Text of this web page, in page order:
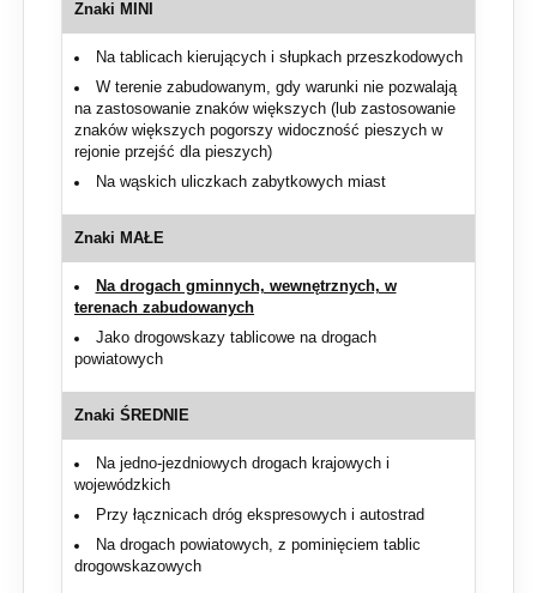
Znaki MINI
Na tablicach kierujących i słupkach przeszkodowych
W terenie zabudowanym, gdy warunki nie pozwalają
na zastosowanie znaków większych (lub zastosowanie
znaków większych pogorszy widoczność pieszych w
rejonie przejść dla pieszych)
Na wąskich uliczkach zabytkowych miast
Znaki MAŁE
Na drogach gminnych, wewnętrznych, w
terenach zabudowanych
Jako drogowskazy tablicowe na drogach
powiatowych
Znaki ŚREDNIE
Na jedno-jezdniowych drogach krajowych i
wojewódzkich
Przy łącznicach dróg ekspresowych i autostrad
Na drogach powiatowych, z pominięciem tablic
drogowskazowych